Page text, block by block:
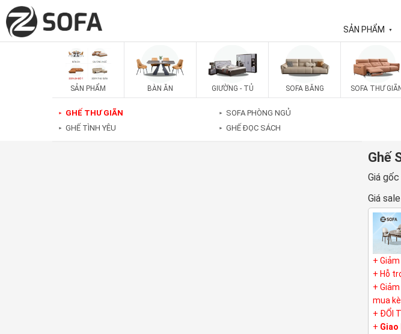
SẢN PHẨM ▼
SẢN PHẨM BÀN ĂN GIƯỜNG - TỦ SOFA BĂNG SOFA THƯ GIÃN
► GHẾ THƯ GIÃN
► GHẾ TÌNH YÊU
► SOFA PHÒNG NGỦ
► GHẾ ĐỌC SÁCH
Ghế
Giá gốc
Giá
+
+ Hỗ
+
mua
+ ĐỔI
+ Giao